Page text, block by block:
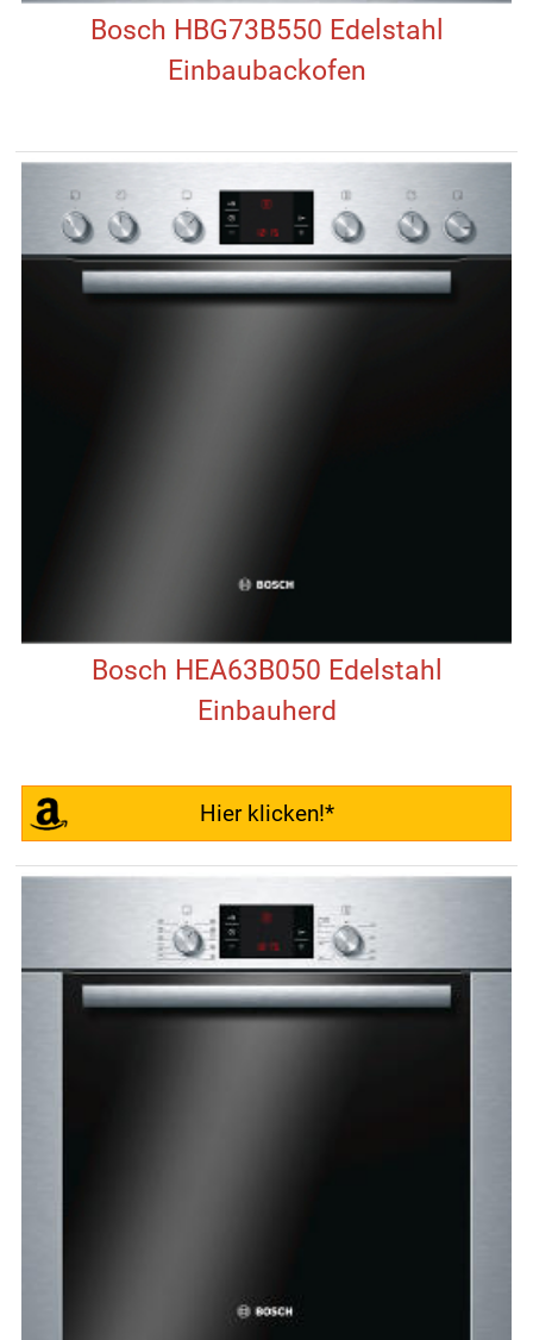
Bosch HBG73B550 Edelstahl
Einbaubackofen
Bosch HEA63B050 Edelstahl
Einbauherd
Hier klicken!*